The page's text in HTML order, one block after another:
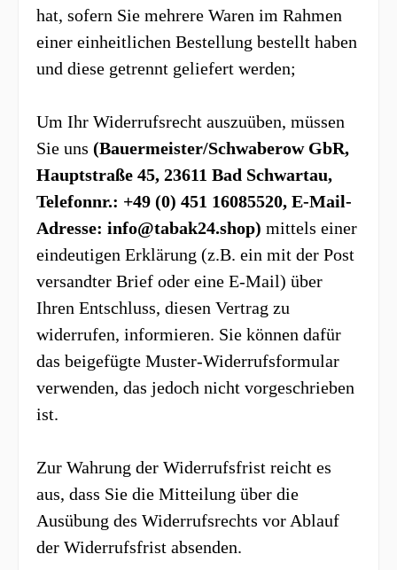
hat, sofern Sie mehrere Waren im Rahmen
einer einheitlichen Bestellung bestellt haben
und diese getrennt geliefert werden;
Um Ihr Widerrufsrecht auszuüben, müssen
Sie uns (Bauermeister/Schwaberow GbR,
Hauptstraße 45, 23611 Bad Schwartau,
Telefonnr.: +49 (0) 451 16085520, E-Mail-
Adresse: info@tabak24.shop) mittels einer
eindeutigen Erklärung (z.B. ein mit der Post
versandter Brief oder eine E-Mail) über
Ihren Entschluss, diesen Vertrag zu
widerrufen, informieren. Sie können dafür
das beigefügte Muster-Widerrufsformular
verwenden, das jedoch nicht vorgeschrieben
ist.
Zur Wahrung der Widerrufsfrist reicht es
aus, dass Sie die Mitteilung über die
Ausübung des Widerrufsrechts vor Ablauf
der Widerrufsfrist absenden.